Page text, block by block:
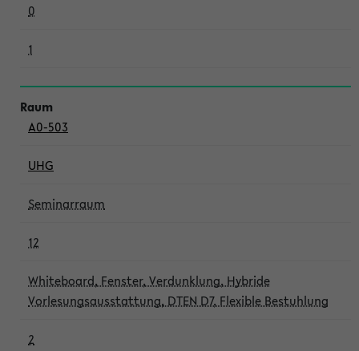
0
1
A0-503
UHG
Seminarraum
12
Whiteboard, Fenster, Verdunklung, Hybride
Vorlesungsausstattung, DTEN D7, Flexible Bestuhlung
2